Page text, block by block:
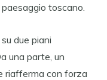
toscano.
due piani
una parte, un
riafferma con forza